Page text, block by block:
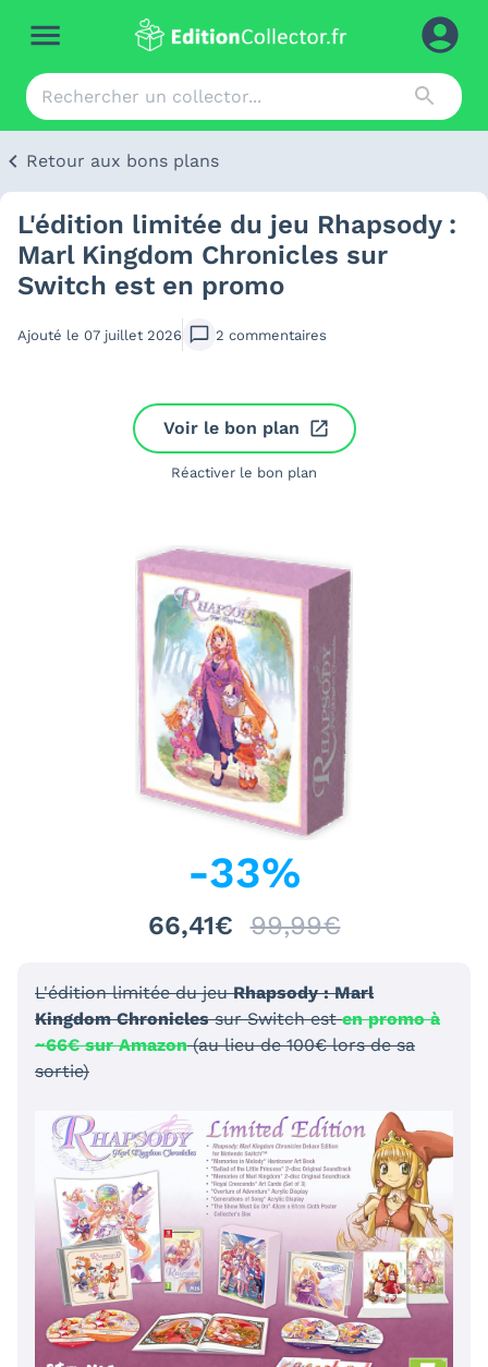
Retour aux bons plans
L'édition limitée du jeu Rhapsody :
Marl Kingdom Chronicles sur
Switch est en promo
Ajouté le 07 juillet 2026 2 commentaires
Voir le bon plan
Réactiver le bon plan
-33%
66,41€ 99,99€
L'édition limitée du jeuRhapsody : Marl
Kingdom Chroniclessur Switch esten promo à
~66€ sur Amazon (au lieu de 100€ lors de sa
sortie)